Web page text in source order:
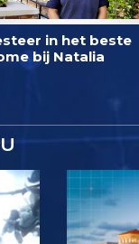
in het beste
bij Natalia